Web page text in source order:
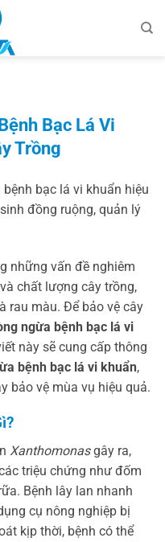
Bạc Lá Vi
Trồng
bạc lá vi khuẩn hiệu
đồng ruộng, quản lý
những vấn đề nghiêm
chất lượng cây trồng,
rau màu. Để bảo vệ cây
ngừa bệnh bạc lá vi
này sẽ cung cấp thông
bệnh bạc lá vi khuẩn,
bảo vệ mùa vụ hiệu quả.
Xanthomonasgây ra,
triệu chứng như đốm
Bệnh lây lan nhanh
cụ nông nghiệp bị
kịp thời, bệnh có thể